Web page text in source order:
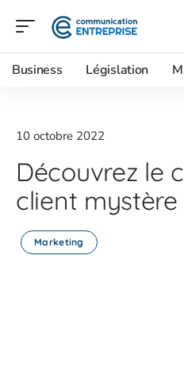
Business Législation
10 octobre 2022
Découvrez le
client mystère
Marketing